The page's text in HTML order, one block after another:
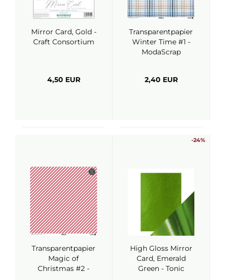
Mirror Card, Gold -
Craft Consortium
4,50 EUR
Transparentpapier
Winter Time #1 -
ModaScrap
2,40 EUR
Transparentpapier
Magic of
Christmas #2 -
-24%
High Gloss Mirror
Card, Emerald
Green - Tonic